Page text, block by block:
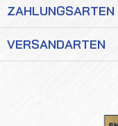
ZAHLUNGSARTEN
VERSANDARTEN